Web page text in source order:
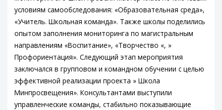
условиям самообследования: «Образовательная среда»,
«Учитель. Школьная команда». Также школы поделились
опытом заполнения мониторинга по магистральным
направлениям «Воспитание», «Творчество «, »
Профориентация». Следующий этап мероприятия
заключался в групповом и командном обучении с целью
эффективной реализации проекта » Школа
Минпросвещения». Консультантами выступили
управленческие команды, стабильно показывающие